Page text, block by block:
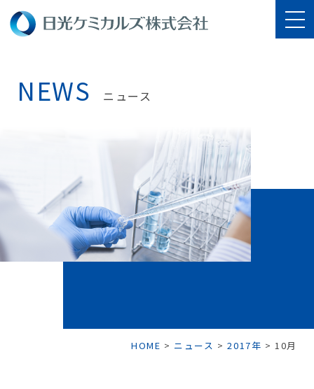
NEWS ニュース
HOME > ニュース >2017年 >10月